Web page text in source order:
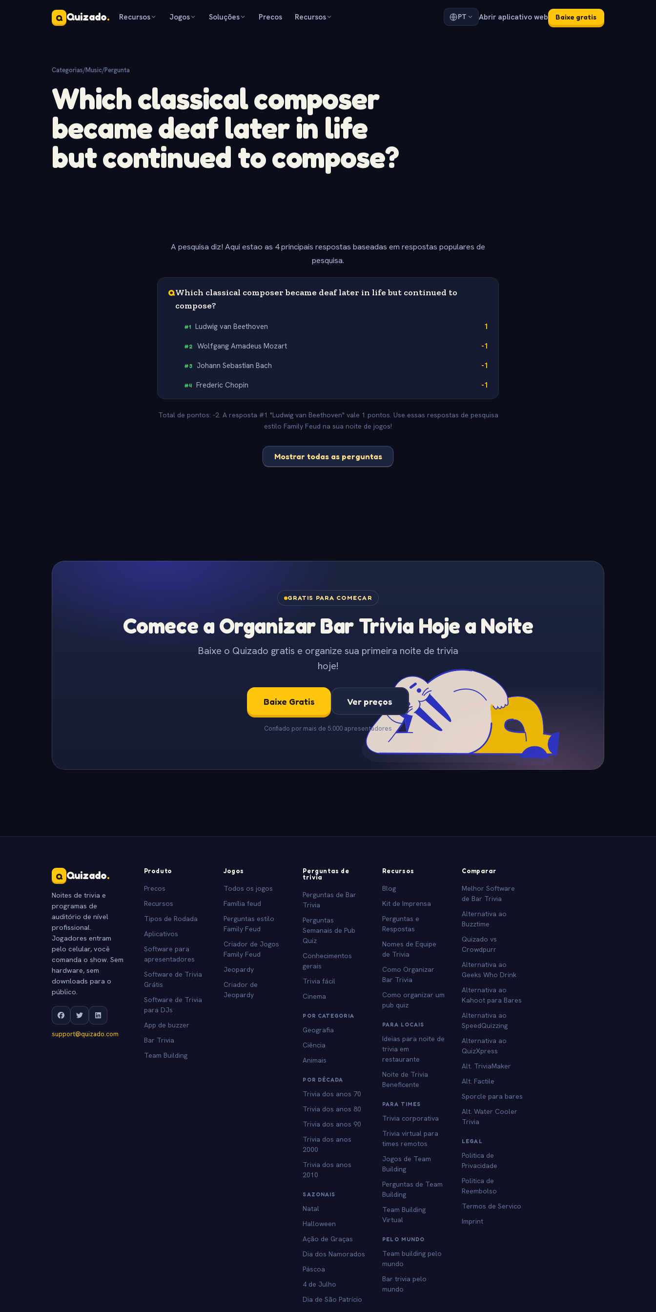
Q Quizado. Recursos Jogos Soluções Precos Recursos PT Abrir aplicativo web Baixe gratis
Categorias/Music/Pergunta
Which classical composer
became deaf later in life
but continued to compose?
A pesquisa diz! Aqui estao as 4 principais respostas baseadas em respostas populares de
pesquisa.
QWhich classical composer became deaf later in life but continued to
compose?
#1 Ludwig van Beethoven 1
#2 Wolfgang Amadeus Mozart -1
#3 Johann Sebastian Bach -1
#4 Frederic Chopin -1
Total de pontos: -2. A resposta #1 "Ludwig van Beethoven" vale 1 pontos. Use essas respostas de pesquisa
estilo Family Feud na sua noite de jogos!
Mostrar todas as perguntas
GRATIS PARA COMEÇAR
Comece a Organizar Bar Trivia Hoje a Noite
Baixe o Quizado gratis e organize sua primeira noite de trivia
hoje!
Baixe Gratis Ver preços
Confiado por mais de 5.000 apresentadores
Q Quizado.
Noites de trivia e
programas de
auditório de nível
profissional.
Jogadores entram
pelo celular, você
comanda o show. Sem
hardware, sem
downloads para o
público.
support@quizado.com
Produto
Precos
Recursos
Tipos de Rodada
Aplicativos
Software para
apresentadores
Software de Trivia
Grátis
Software de Trivia
para DJs
App de buzzer
Bar Trivia
Team Building
Jogos
Todos os jogos
Família feud
Perguntas estilo
Family Feud
Criador de Jogos
Family Feud
Jeopardy
Criador de
Jeopardy
Perguntas de
trivia
Perguntas de Bar
Trivia
Perguntas
Semanais de Pub
Quiz
Conhecimentos
gerais
Trivia fácil
Cinema
POR CATEGORIA
Geografia
Ciência
Animais
POR DÉCADA
Trivia dos anos 70
Trivia dos anos 80
Trivia dos anos 90
Trivia dos anos
2000
Trivia dos anos
2010
SAZONAIS
Natal
Halloween
Ação de Graças
Dia dos Namorados
Páscoa
4 de Julho
Dia de São Patrício
Recursos
Blog
Kit de Imprensa
Perguntas e
Respostas
Nomes de Equipe
de Trivia
Como Organizar
Bar Trivia
Como organizar um
pub quiz
PARA LOCAIS
Ideias para noite de
trivia em
restaurante
Noite de Trivia
Beneficente
PARA TIMES
Trivia corporativa
Trivia virtual para
times remotos
Jogos de Team
Building
Perguntas de Team
Building
Team Building
Virtual
PELO MUNDO
Team building pelo
mundo
Bar trivia pelo
mundo
Comparar
Melhor Software
de Bar Trivia
Alternativa ao
Buzztime
Quizado vs
Crowdpurr
Alternativa ao
Geeks Who Drink
Alternativa ao
Kahoot para Bares
Alternativa ao
SpeedQuizzing
Alternativa ao
QuizXpress
Alt. TriviaMaker
Alt. Factile
Sporcle para bares
Alt. Water Cooler
Trivia
LEGAL
Politica de
Privacidade
Politica de
Reembolso
Termos de Servico
Imprint